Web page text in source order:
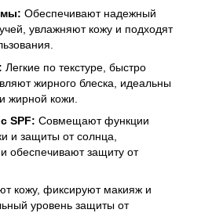
Обеспечивают надежный
увлажняют кожу и подходят
Легкие по текстуре, быстро
жирного блеска, идеальны
жирной кожи.​
SPF: Совмещают функции
и защиты от солнца,
обеспечивают защиту от
кожу, фиксируют макияж и
уровень защиты от